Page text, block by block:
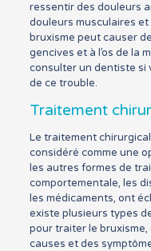
ressentir des douleurs
douleurs musculaires
bruxisme peut causer
gencives et à l’os de la
consulter un dentiste si
de ce trouble.
Traitement
Le traitement
considéré comme une
les autres formes de
comportementale, les
les médicaments, ont
existe plusieurs types
pour traiter le
causes et des